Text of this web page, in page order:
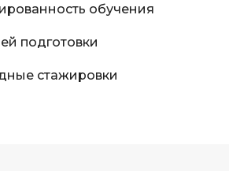
обучения
подготовки
стажировки